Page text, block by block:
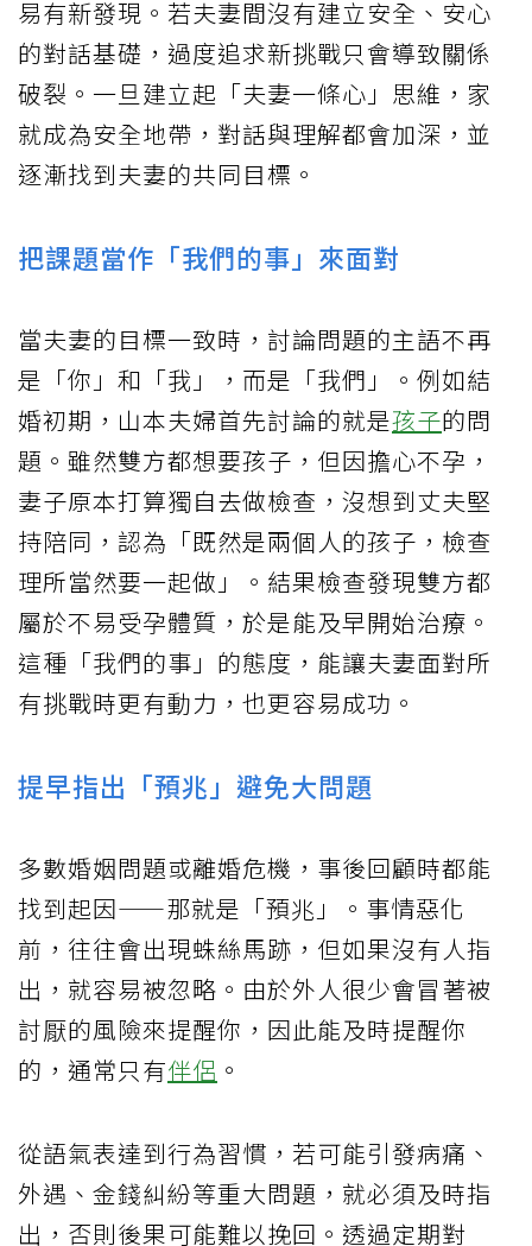
易有新發現。若夫妻間沒有建立安全、安心
的對話基礎，過度追求新挑戰只會導致關係
破裂。一旦建立起「夫妻一條心」思維，家
就成為安全地帶，對話與理解都會加深，並
逐漸找到夫妻的共同目標。
把課題當作「我們的事」來面對
當夫妻的目標一致時，討論問題的主語不再
是「你」和「我」，而是「我們」。例如結
婚初期，山本夫婦首先討論的就是孩子的問
題。雖然雙方都想要孩子，但因擔心不孕，
妻子原本打算獨自去做檢查，沒想到丈夫堅
持陪同，認為「既然是兩個人的孩子，檢查
理所當然要一起做」。結果檢查發現雙方都
屬於不易受孕體質，於是能及早開始治療。
這種「我們的事」的態度，能讓夫妻面對所
有挑戰時更有動力，也更容易成功。
提早指出「預兆」避免大問題
多數婚姻問題或離婚危機，事後回顧時都能
找到起因——那就是「預兆」。事情惡化
前，往往會出現蛛絲馬跡，但如果沒有人指
出，就容易被忽略。由於外人很少會冒著被
討厭的風險來提醒你，因此能及時提醒你
的，通常只有伴侶 。
從語氣表達到行為習慣，若可能引發病痛、
外遇、金錢糾紛等重大問題，就必須及時指
出，否則後果可能難以挽回。透過定期對